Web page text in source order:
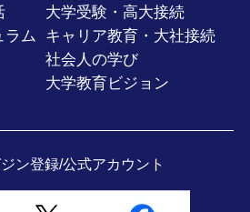
大学受験・高大接続
ラム
キャリア教育・大社接続
社会人の学び
大学教育ビジョン
ン登録/公式アカウント